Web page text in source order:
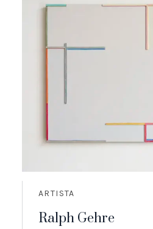
ARTISTA
Ralph Gehre